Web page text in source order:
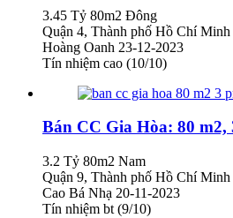
3.45 Tỷ 80m2 Đông
Quận 4, Thành phố Hồ Chí Minh
Hoàng Oanh 23-12-2023
Tín nhiệm cao (10/10)
Bán CC Gia Hòa: 80 m2,
3.2 Tỷ 80m2 Nam
Quận 9, Thành phố Hồ Chí Minh
Cao Bá Nhạ 20-11-2023
Tín nhiệm bt (9/10)